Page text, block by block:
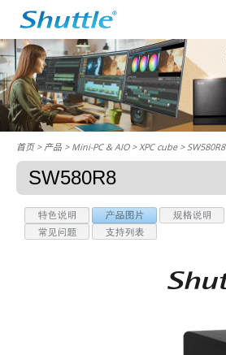
首页> 产品 > Mini-PC & AIO >XPC cube> SW580R8
SW580R8